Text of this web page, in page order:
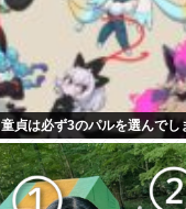
童貞は必ず3のパルを選んでし